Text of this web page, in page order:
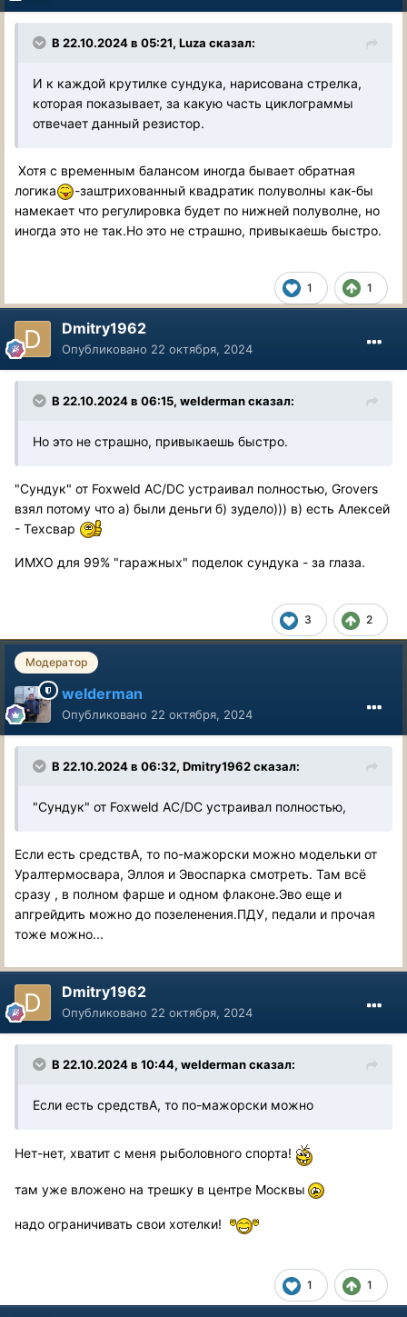
В 22.10.2024 в 05:21, Luza сказал:
И к каждой крутилке сундука, нарисована стрелка,
которая показывает, за какую часть циклограммы
отвечает данный резистор.
Хотя с временным балансом иногда бывает обратная
логика
-заштрихованный квадратик полуволны как-бы
намекает что регулировка будет по нижней полуволне, но
иногда это не так.Но это не страшно, привыкаешь быстро.
1 1
Dmitry1962
Опубликовано 22 октября, 2024
В 22.10.2024 в 06:15, weldermanсказал:
Но это не страшно, привыкаешь быстро.
"Сундук" от Foxweld AC/DC устраивал полностью, Grovers
взял потому что а) были деньги б) зудело))) в) есть Алексей
- Техсвар
ИМХО для 99% "гаражных" поделок сундука - за глаза.
3 2
Модератор
welderman
Опубликовано 22 октября, 2024
В 22.10.2024 в 06:32, Dmitry1962сказал:
"Сундук" от Foxweld AC/DC устраивал полностью,
Если есть средствА, то по-мажорски можно модельки от
Уралтермосвара, Эллоя и Эвоспарка смотреть. Там всё
сразу , в полном фарше и одном флаконе.Эво еще и
апгрейдить можно до позеленения.ПДУ, педали и прочая
тоже можно...
Dmitry1962
Опубликовано 22 октября, 2024
В 22.10.2024 в 10:44, weldermanсказал:
Если есть средствА, то по-мажорски можно
Нет-нет, хватит с меня рыболовного спорта!
там уже вложено на трешку в центре Москвы
надо ограничивать свои хотелки!
1 1